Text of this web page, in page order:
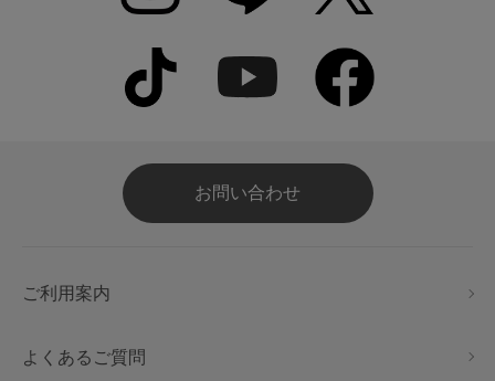
お問い合わせ
ご利用案内
よくあるご質問